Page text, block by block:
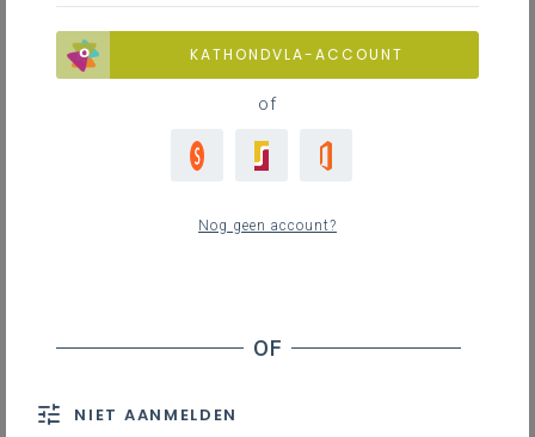
KATHONDVLA-ACCOUNT
of
Nog geen account?
NIET AANMELDEN